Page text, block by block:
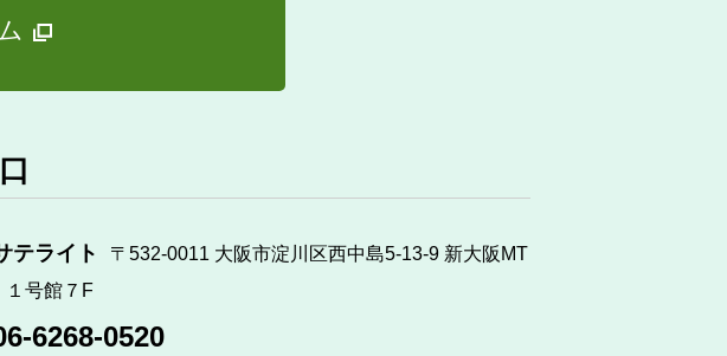
テライト
〒532-0011 大阪市淀川区西中島5-13-9 新大阪MT
号館７F
6268-0520